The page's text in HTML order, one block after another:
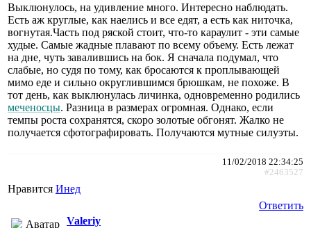
Выклюнулось, на удивление много. Интересно наблюдать.
Есть аж круглые, как наелись и все едят, а есть как ниточка,
вогнутая.Часть под ряской стоит, что-то караулит - эти самые
худые. Самые жадные плавают по всему объему. Есть лежат
на дне, чуть завалившись на бок. Я сначала подумал, что
слабые, но судя по тому, как бросаются к проплывающей
мимо еде и сильно округлившимся брюшкам, не похоже. В
тот день, как выклюнулась личинка, одновременно родились
меченосцы. Разница в размерах огромная. Однако, если
темпы роста сохранятся, скоро золотые обгонят. Жалко не
получается сфотографировать. Получаются мутные силуэты.
11/02/2018 22:34:25
#2463527
Нравится Инед
Ответить
Valeriy